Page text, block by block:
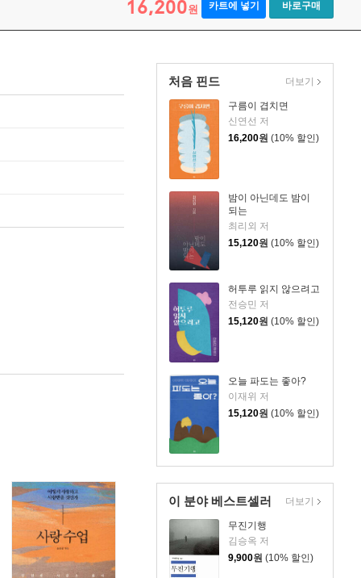
16,200원 카트에 넣기 바로구매
처음 핀드
구름이 겹치면
신연선 저
16,200원 (10% 할인)
밤이 아닌데도 밤이
되는
최리외 저
15,120원 (10% 할인)
허투루 읽지 않으려고
전승민 저
15,120원 (10% 할인)
오늘 파도는 좋아?
이재위 저
15,120원 (10% 할인)
더보기
이 분야 베스트셀러
무진기행
김승옥 저
9,900원 (10% 할인)
더보기